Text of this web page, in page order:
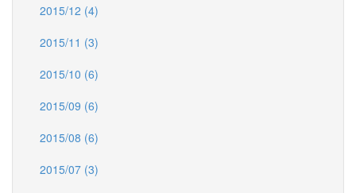
2015/12 (4)
2015/11 (3)
2015/10 (6)
2015/09 (6)
2015/08 (6)
2015/07 (3)